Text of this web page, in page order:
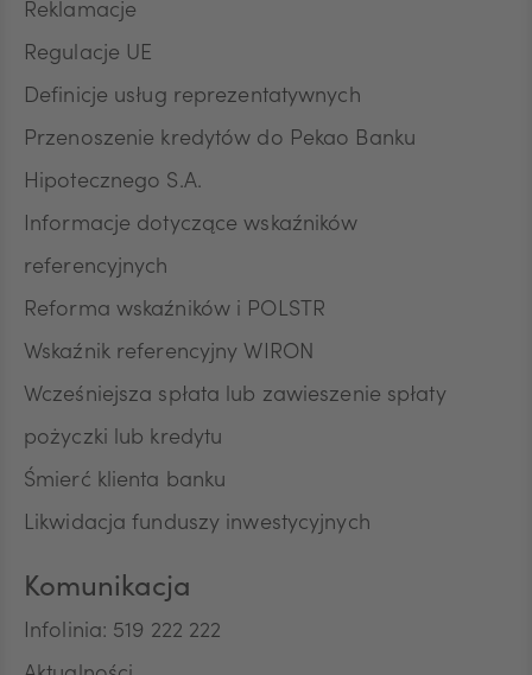
wycofanie zgody nie wpływa na zgodność z
prawem przetwarzania, którego dokonano na
Reklamacje
Regulacje UE
Definicje usług reprezentatywnych
Przenoszenie kredytów do Pekao Banku
Hipotecznego S.A.
Informacje dotyczące wskaźników
referencyjnych
Reforma wskaźników i POLSTR
Wskaźnik referencyjny WIRON
Wcześniejsza spłata lub zawieszenie spłaty
pożyczki lub kredytu
Śmierć klienta banku
Likwidacja funduszy inwestycyjnych
Komunikacja
Infolinia: 519 222 222